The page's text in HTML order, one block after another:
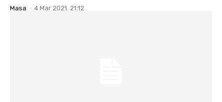
Masa - 4 Mar 2021. 21:12